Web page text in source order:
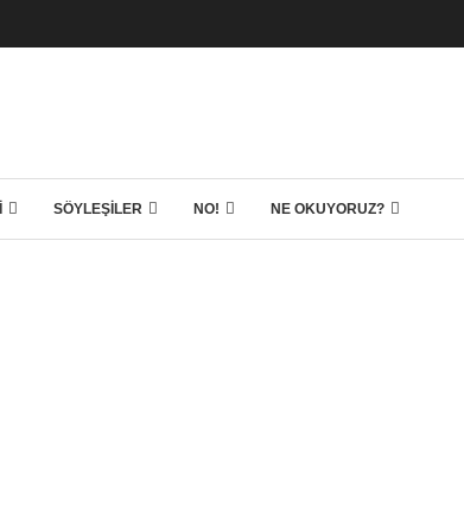
SÖYLEŞILER NO! NE OKUYORUZ?